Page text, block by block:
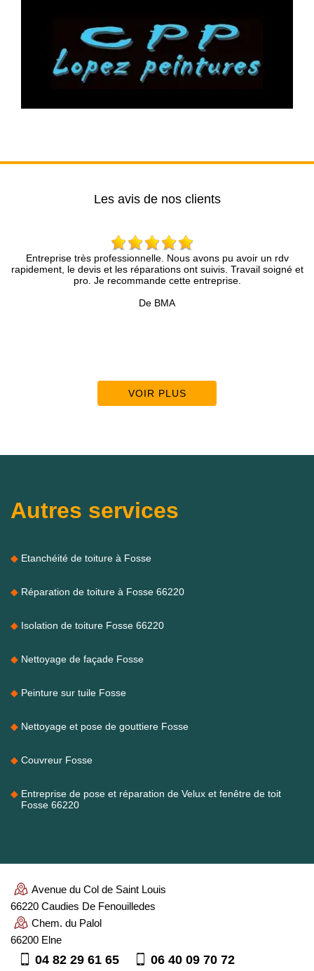
Les avis de nos clients
Nous avons pu avoir un rdv
et les réparations ont suivis. Travail soigné et
recommande cette entreprise.
Très bon conseil,
partie du travail
VOIR PLUS
Autres services
Etanchéité de toiture à Fosse
Réparation de toiture à Fosse 66220
Isolation de toiture Fosse 66220
Nettoyage de façade Fosse
Peinture sur tuile Fosse
Nettoyage et pose de gouttiere Fosse
Couvreur Fosse
Entreprise de pose et réparation de Velux et fenêtre de toit
Fosse 66220
Avenue du Col de Saint Louis
66220 Caudies De Fenouilledes
Chem. du Palol
66200 Elne
04 82 29 61 65 06 40 09 70 72